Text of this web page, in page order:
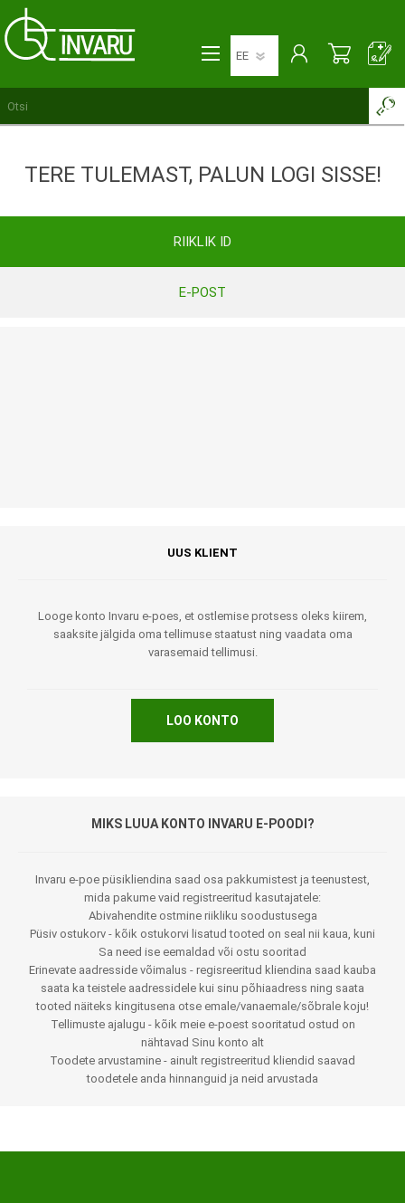
TERE TULEMAST, PALUN LOGI SISSE!
RIIKLIK ID
E-POST
UUS KLIENT
Looge konto Invaru e-poes, et ostlemise protsess oleks kiirem,
saaksite jälgida oma tellimuse staatust ning vaadata oma
varasemaid tellimusi.
LOO KONTO
MIKS LUUA KONTO INVARU E-POODI?
Invaru e-poe püsikliendina saad osa pakkumistest ja teenustest,
mida pakume vaid registreeritud kasutajatele:
Abivahendite ostmine riikliku soodustusega
Püsiv ostukorv - kõik ostukorvi lisatud tooted on seal nii kaua, kuni
Sa need ise eemaldad või ostu sooritad
Erinevate aadresside võimalus - regisreeritud kliendina saad kauba
saata ka teistele aadressidele kui sinu põhiaadress ning saata
tooted näiteks kingitusena otse emale/vanaemale/sõbrale koju!
Tellimuste ajalugu - kõik meie e-poest sooritatud ostud on
nähtavad Sinu konto alt
Toodete arvustamine - ainult registreeritud kliendid saavad
toodetele anda hinnanguid ja neid arvustada